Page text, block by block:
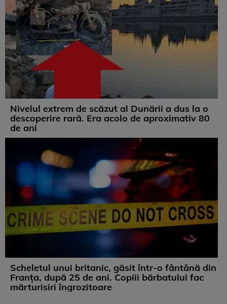
Nivelul extrem de scăzut al Dunării a dus la o
descoperire rară. Era acolo de aproximativ 80
de ani
Scheletul unui britanic, găsit într-o fântână din
Franța, după 25 de ani. Copiii bărbatului fac
mărturisiri îngrozitoare